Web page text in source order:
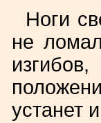
Ноги
не
устанет